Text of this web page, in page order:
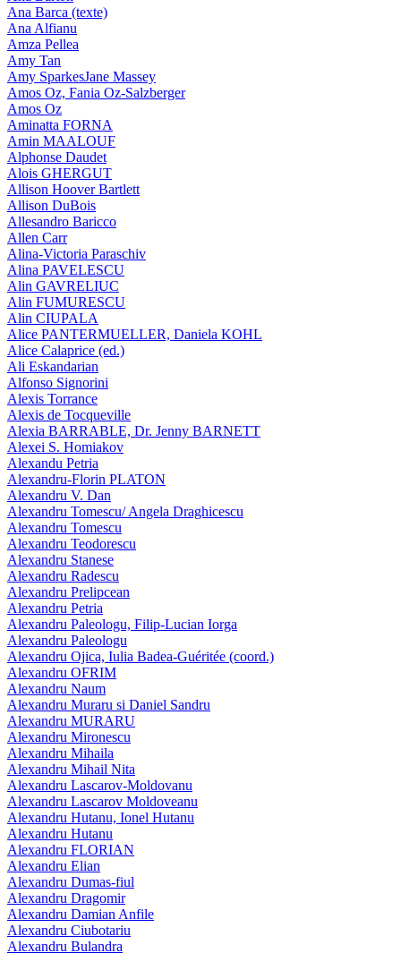
Ana Barca (texte)
Ana Alfianu
Amza Pellea
Amy Tan
Amy SparkesJane Massey
Amos Oz, Fania Oz-Salzberger
Amos Oz
Aminatta FORNA
Amin MAALOUF
Alphonse Daudet
Alois GHERGUT
Allison Hoover Bartlett
Allison DuBois
Allesandro Baricco
Allen Carr
Alina-Victoria Paraschiv
Alina PAVELESCU
Alin GAVRELIUC
Alin FUMURESCU
Alin CIUPALA
Alice PANTERMUELLER, Daniela KOHL
Alice Calaprice (ed.)
Ali Eskandarian
Alfonso Signorini
Alexis Torrance
Alexis de Tocqueville
Alexia BARRABLE, Dr. Jenny BARNETT
Alexei S. Homiakov
Alexandu Petria
Alexandru-Florin PLATON
Alexandru V. Dan
Alexandru Tomescu/ Angela Draghicescu
Alexandru Tomescu
Alexandru Teodorescu
Alexandru Stanese
Alexandru Radescu
Alexandru Prelipcean
Alexandru Petria
Alexandru Paleologu, Filip-Lucian Iorga
Alexandru Paleologu
Alexandru Ojica, Iulia Badea-Guéritée (coord.)
Alexandru OFRIM
Alexandru Naum
Alexandru Muraru si Daniel Sandru
Alexandru MURARU
Alexandru Mironescu
Alexandru Mihaila
Alexandru Mihail Nita
Alexandru Lascarov-Moldovanu
Alexandru Lascarov Moldoveanu
Alexandru Hutanu, Ionel Hutanu
Alexandru Hutanu
Alexandru FLORIAN
Alexandru Elian
Alexandru Dumas-fiul
Alexandru Dragomir
Alexandru Damian Anfile
Alexandru Ciubotariu
Alexandru Bulandra